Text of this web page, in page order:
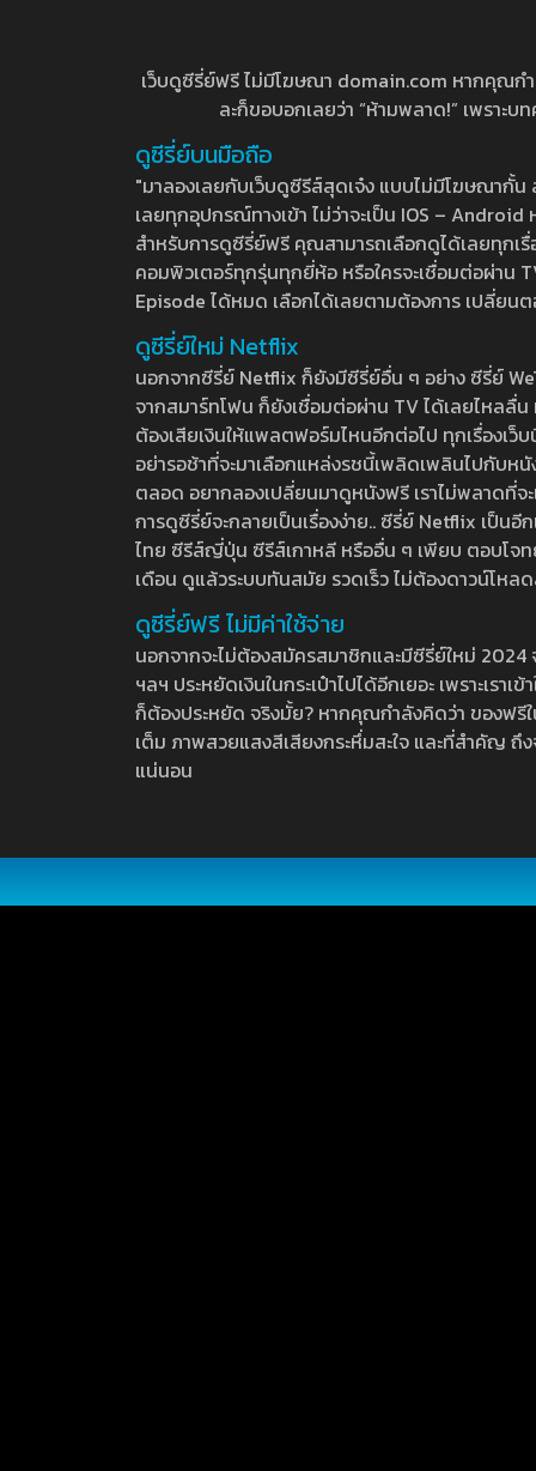
เว็บดูซีรี่ย์ฟรี ไม่มีโฆษณา domain.com หากคุณก
ละก็ขอบอกเลยว่า “ห้ามพลาด!” เพราะ
ดูซีรี่ย์บนมือถือ
"มาลองเลยกับเว็บดูซีรีส์สุดเจ๋ง แบบไม่มีโฆษณากั้
เลยทุกอุปกรณ์ทางเข้า ไม่ว่าจะเป็น IOS –
สำหรับการดูซีรี่ย์ฟรี คุณสามารถเลือกดูได้เลยทุกเ
คอมพิวเตอร์ทุกรุ่นทุกยี่ห้อ หรือใครจะเชื่อมต่อผ่าน
Episode ได้หมด เลือกได้เลยตามต้องการ เปลี่ยน
ดูซีรี่ย์ใหม่ Netflix
นอกจากซีรี่ย์ Netflix ก็ยังมีซีรี่ย์อื่น ๆ อย่าง ซีรี่ย์
จากสมาร์ทโฟน ก็ยังเชื่อมต่อผ่าน TV ได้เลยไหลลื่
ต้องเสียเงินให้แพลตฟอร์มไหนอีกต่อไป ทุกเรื่องเว็
อย่ารอช้าที่จะมาเลือกแหล่งรชนี้เพลิดเพลินไปกับห
ตลอด อยากลองเปลี่ยนมาดูหนังฟรี เราไม่พลาดที่
การดูซีรี่ย์จะกลายเป็นเรื่องง่าย.. ซีรี่ย์ Netflix เป็น
ไทย ซีรีส์ญี่ปุ่น ซีรีส์เกาหลี หรืออื่น ๆ เพียบ ตอบโจท
เดือน ดูแล้วระบบทันสมัย รวดเร็ว ไม่ต้องดาวน์โห
ดูซีรี่ย์ฟรี ไม่มีค่าใช้จ่าย
นอกจากจะไม่ต้องสมัครสมาชิกและมีซีรี่ย์ใหม่
ฯลฯ ประหยัดเงินในกระเป๋าไปได้อีกเยอะ เพราะเร
ก็ต้องประหยัด จริงมั้ย? หากคุณกำลังคิดว่า ของฟ
เต็ม ภาพสวยแสงสีเสียงกระหึ่มสะใจ และที่สำคัญ
แน่นอน